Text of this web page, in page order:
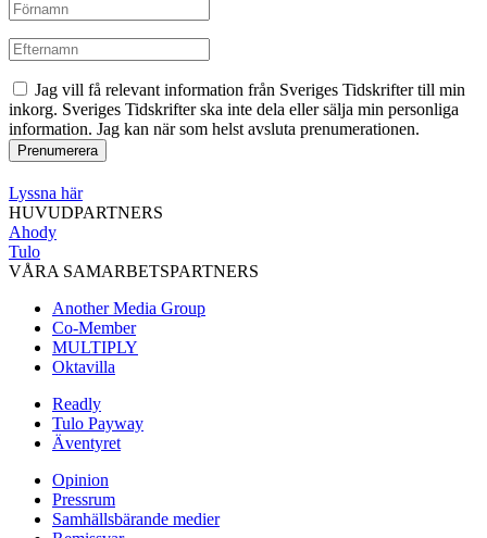
Jag vill få relevant information från Sveriges Tidskrifter till min
inkorg. Sveriges Tidskrifter ska inte dela eller sälja min personliga
information. Jag kan när som helst avsluta prenumerationen.
Lyssna här
HUVUDPARTNERS
Ahody
Tulo
VÅRA SAMARBETSPARTNERS
Another Media Group
Co-Member
MULTIPLY
Oktavilla
Readly
Tulo Payway
Äventyret
Opinion
Pressrum
Samhällsbärande medier